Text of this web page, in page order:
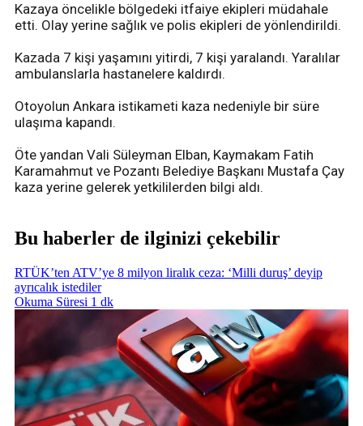
Kazaya öncelikle bölgedeki itfaiye ekipleri müdahale
etti. Olay yerine sağlık ve polis ekipleri de yönlendirildi.
Kazada 7 kişi yaşamını yitirdi, 7 kişi yaralandı. Yaralılar
ambulanslarla hastanelere kaldırdı.
Otoyolun Ankara istikameti kaza nedeniyle bir süre
ulaşıma kapandı.
Öte yandan Vali Süleyman Elban, Kaymakam Fatih
Karamahmut ve Pozantı Belediye Başkanı Mustafa Çay
kaza yerine gelerek yetkililerden bilgi aldı.
Bu haberler de ilginizi çekebilir
RTÜK’ten ATV’ye 8 milyon liralık ceza: ‘Milli duruş’ deyip
ayrıcalık istediler
Okuma Süresi 1 dk